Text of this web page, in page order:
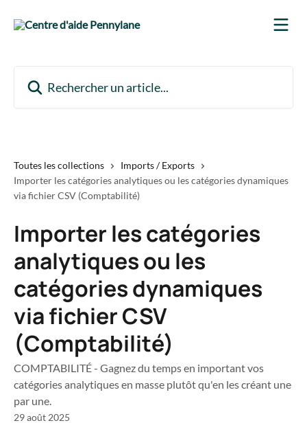
Toutes les collections
Imports / Exports
Importer les catégories analytiques ou les catégories dynamiques
via fichier CSV (Comptabilité)
Importer les catégories
analytiques ou les
catégories dynamiques
via fichier CSV
(Comptabilité)
COMPTABILITÉ - Gagnez du temps en important vos
catégories analytiques en masse plutôt qu'en les créant une
par une.
29 août 2025